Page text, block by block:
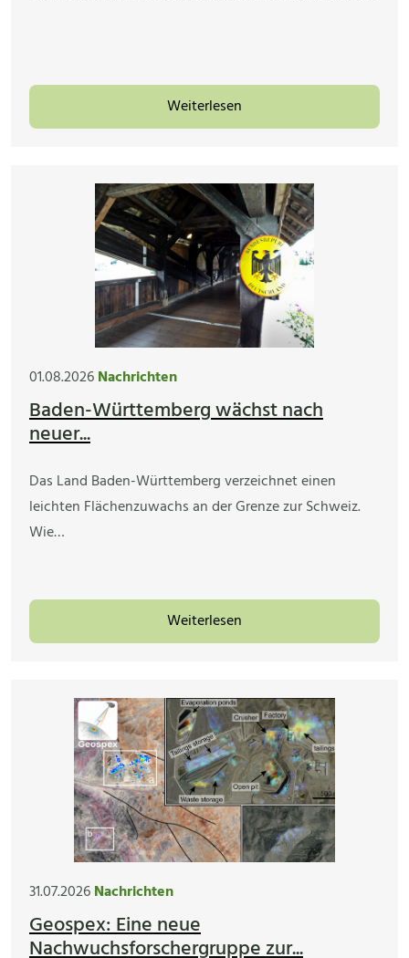
Weiterlesen
01.08.2026Nachrichten
Baden-Württemberg wächst nach
neuer...
Das Land Baden-Württemberg verzeichnet einen
leichten Flächenzuwachs an der Grenze zur Schweiz.
Wie…
Weiterlesen
31.07.2026Nachrichten
Geospex: Eine neue
Nachwuchsforschergruppe zur...